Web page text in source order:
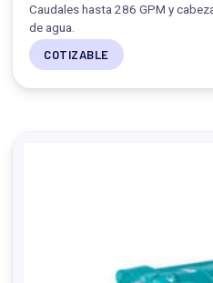
Caudales hasta 286 GPM y
de agua.
COTIZABLE